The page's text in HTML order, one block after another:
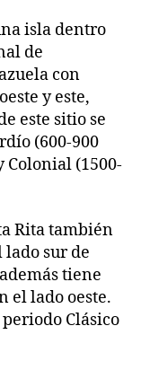
isla dentro
de
con
y este,
este sitio se
(600-900
Colonial (1500-
Rita también
sur de
tiene
el lado oeste.
Clásico